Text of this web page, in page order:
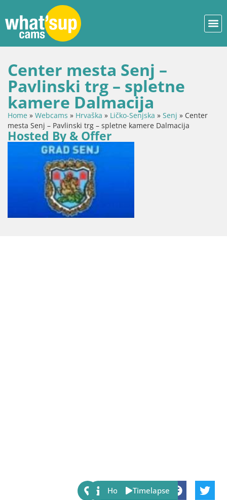
Center mesta Senj –
Pavlinski trg – spletne
kamere Dalmacija
Home » Webcams » Hrvaška » Ličko-Senjska » Senj » Center
mesta Senj – Pavlinski trg – spletne kamere Dalmacija
Hosted By & Offer
Share:
Host Timelapse